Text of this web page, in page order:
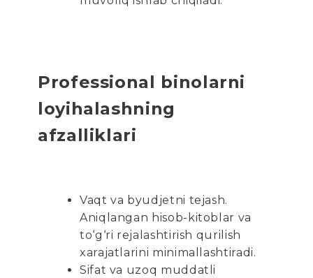
Professional binolarni
loyihalashning
afzalliklari
Vaqt va byudjetni tejash.
Aniqlangan hisob-kitoblar va
to‘g‘ri rejalashtirish qurilish
xarajatlarini minimallashtiradi.
Sifat va uzoq muddatli